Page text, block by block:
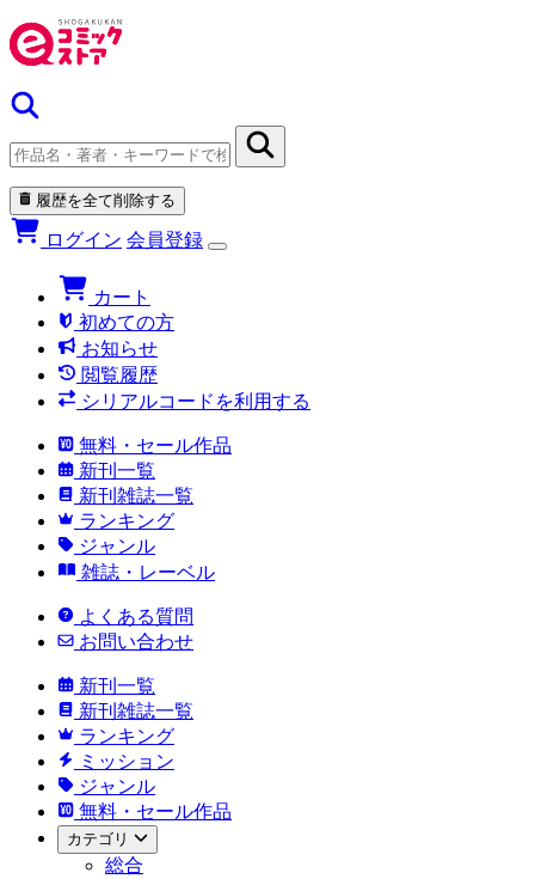
履歴を全て削除する
ログイン 会員登録
カート
初めての方
お知らせ
閲覧履歴
シリアルコードを利用する
無料・セール作品
新刊一覧
新刊雑誌一覧
ランキング
ジャンル
雑誌・レーベル
よくある質問
お問い合わせ
新刊一覧
新刊雑誌一覧
ランキング
ミッション
ジャンル
無料・セール作品
カテゴリ
総合